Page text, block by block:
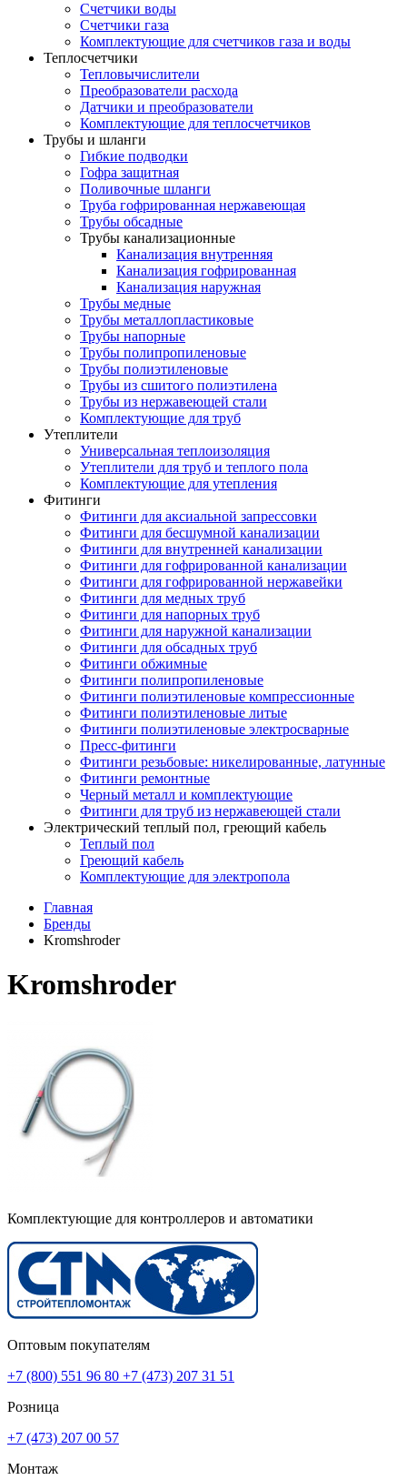
Счетчики воды
Счетчики газа
Комплектующие для счетчиков газа и воды
Теплосчетчики
Тепловычислители
Преобразователи расхода
Датчики и преобразователи
Комплектующие для теплосчетчиков
Трубы и шланги
Гибкие подводки
Гофра защитная
Поливочные шланги
Труба гофрированная нержавеющая
Трубы обсадные
Трубы канализационные
Канализация внутренняя
Канализация гофрированная
Канализация наружная
Трубы медные
Трубы металлопластиковые
Трубы напорные
Трубы полипропиленовые
Трубы полиэтиленовые
Трубы из сшитого полиэтилена
Трубы из нержавеющей стали
Комплектующие для труб
Утеплители
Универсальная теплоизоляция
Утеплители для труб и теплого пола
Комплектующие для утепления
Фитинги
Фитинги для аксиальной запрессовки
Фитинги для бесшумной канализации
Фитинги для внутренней канализации
Фитинги для гофрированной канализации
Фитинги для гофрированной нержавейки
Фитинги для медных труб
Фитинги для напорных труб
Фитинги для наружной канализации
Фитинги для обсадных труб
Фитинги обжимные
Фитинги полипропиленовые
Фитинги полиэтиленовые компрессионные
Фитинги полиэтиленовые литые
Фитинги полиэтиленовые электросварные
Пресс-фитинги
Фитинги резьбовые: никелированные, латунные
Фитинги ремонтные
Черный металл и комплектующие
Фитинги для труб из нержавеющей стали
Электрический теплый пол, греющий кабель
Теплый пол
Греющий кабель
Комплектующие для электропола
Главная
Бренды
Kromshroder
Kromshroder
Комплектующие для контроллеров и автоматики
Оптовым покупателям
+7 (800) 551 96 80 +7 (473) 207 31 51
Розница
+7 (473) 207 00 57
Монтаж